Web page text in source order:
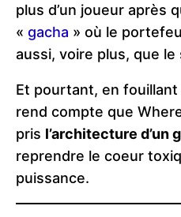
plus d’un joueur après
« gacha » où le
aussi, voire plus, que le
Et pourtant, en
rend compte que
pris l’architecture d’un
reprendre le coeur
puissance.